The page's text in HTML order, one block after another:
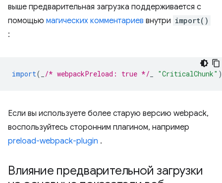
выше предварительная загрузка поддерживается с
помощью магических комментариев внутри import()
:
import( /* webpackPreload: true */ "CriticalChunk" )
Если вы используете более старую версию webpack,
воспользуйтесь сторонним плагином, например
preload-webpack-plugin .
Влияние предварительной загрузки